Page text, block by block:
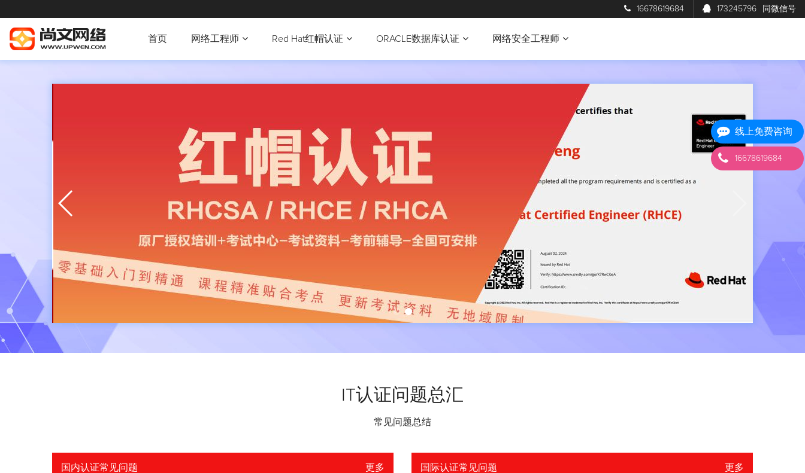
16678619684 173245796 同微信号
首页 网络工程师 Red Hat红帽认证 ORACLE数据库认证 网络安全工程师
IT认证问题总汇
常见问题总结
国内认证常见问题 更多 国际认证常见问题 更多
线上免费咨询
16678619684